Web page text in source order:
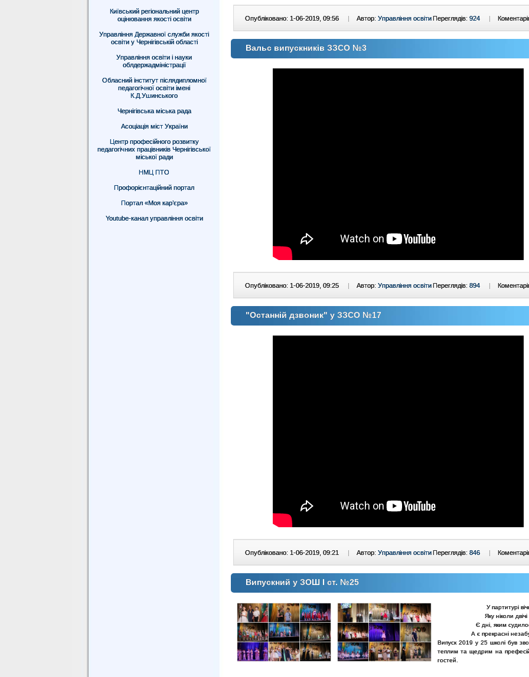
Київський регіональний центр
оцінювання якості освіти
Управління Державної служби якості
освіти у Чернігівській області
Управління освіти і науки
облдержадміністрації
Обласний інститут післядипломної
педагогічної освіти імені
К.Д.Ушинського
Чернігівська міська рада
Асоціація міст України
Центр професійного розвитку
педагогічних працівників Чернігівської
міської ради
НМЦ ПТО
Профорієнтаційний портал
Портал «Моя кар’єра»
Youtube-канал управління освіти
Опубліковано: 1-06-2019, 09:56 | Автор: Управління освітиПереглядів: 924 |
Вальс випускників ЗЗСО №3
Опубліковано: 1-06-2019, 09:25 | Автор: Управління освітиПереглядів: 894 |
"Останній дзвоник" у ЗЗСО №17
Опубліковано: 1-06-2019, 09:21 | Автор: Управління освітиПереглядів: 846 |
Випускний у ЗОШ І ст. №25
У партитурі
Яку ніколи
Є дні, яким
А є прекрасні
Випуск 2019 у 25 школі був
теплим та щедрим на
гостей.